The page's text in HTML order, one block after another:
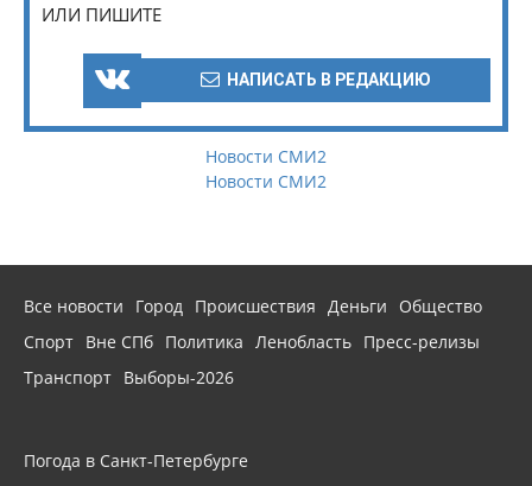
ИЛИ ПИШИТЕ
НАПИСАТЬ В РЕДАКЦИЮ
Новости СМИ2
Новости СМИ2
Все новости Город Происшествия Деньги
Общество
Спорт Вне СПб Политика Ленобласть Пресс-релизы
Транспорт Выборы-2026
Погода в Санкт-Петербурге